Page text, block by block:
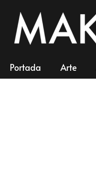
Portada Arte